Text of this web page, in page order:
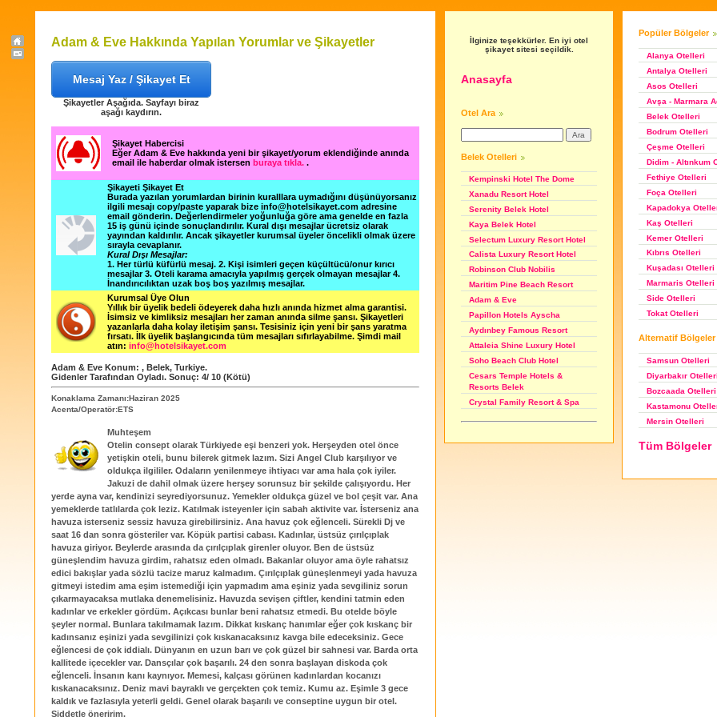
Adam & Eve Hakkında Yapılan Yorumlar ve Şikayetler
Mesaj Yaz / Şikayet Et
Şikayetler Aşağıda. Sayfayı biraz
aşağı kaydırın.
Şikayet Habercisi
Eğer Adam & Eve hakkında yeni bir şikayet/yorum eklendiğinde anında
email ile haberdar olmak istersen buraya tıkla. .
Şikayeti Şikayet Et
Burada yazılan yorumlardan birinin kuralllara uymadığını düşünüyorsanız
ilgili mesajı copy/paste yaparak bize info@hotelsikayet.com adresine
email gönderin. Değerlendirmeler yoğunluğa göre ama genelde en fazla
15 iş günü içinde sonuçlandırılır. Kural dışı mesajlar ücretsiz olarak
yayından kaldırılır. Ancak şikayetler kurumsal üyeler öncelikli olmak üzere
sırayla cevaplanır.
Kural Dışı Mesajlar:
1. Her türlü küfürlü mesaj. 2. Kişi isimleri geçen küçültücü/onur kırıcı
mesajlar 3. Oteli karama amacıyla yapılmış gerçek olmayan mesajlar 4.
İnandırıcılıktan uzak boş boş yazılmış mesajlar.
Kurumsal Üye Olun
Yıllık bir üyelik bedeli ödeyerek daha hızlı anında hizmet alma garantisi.
İsimsiz ve kimliksiz mesajları her zaman anında silme şansı. Şikayetleri
yazanlarla daha kolay iletişim şansı. Tesisiniz için yeni bir şans yaratma
fırsatı. İlk üyelik başlangıcında tüm mesajları sıfırlayabilme. Şimdi mail
atın: info@hotelsikayet.com
Adam & Eve Konum: , Belek, Turkiye.
Gidenler Tarafından Oyladı. Sonuç: 4/ 10 (Kötü)
Konaklama Zamanı:Haziran 2025
Acenta/Operatör:ETS
Muhteşem
Otelin consept olarak Türkiyede eşi benzeri yok. Herşeyden otel önce
yetişkin oteli, bunu bilerek gitmek lazım. Sizi Angel Club karşılıyor ve
oldukça ilgililer. Odaların yenilenmeye ihtiyacı var ama hala çok iyiler.
Jakuzi de dahil olmak üzere herşey sorunsuz bir şekilde çalışıyordu. Her
yerde ayna var, kendinizi seyrediyorsunuz. Yemekler oldukça güzel ve bol çeşit var. Ana
yemeklerde tatlılarda çok leziz. Katılmak isteyenler için sabah aktivite var. İsterseniz ana
havuza isterseniz sessiz havuza girebilirsiniz. Ana havuz çok eğlenceli. Sürekli Dj ve
saat 16 dan sonra gösteriler var. Köpük partisi cabası. Kadınlar, üstsüz çırılçıplak
havuza giriyor. Beylerde arasında da çırılçıplak girenler oluyor. Ben de üstsüz
güneşlendim havuza girdim, rahatsız eden olmadı. Bakanlar oluyor ama öyle rahatsız
edici bakışlar yada sözlü tacize maruz kalmadım. Çırılçıplak güneşlenmeyi yada havuza
gitmeyi istedim ama eşim istemediği için yapmadım ama eşiniz yada sevgiliniz sorun
çıkarmayacaksa mutlaka denemelisiniz. Havuzda sevişen çiftler, kendini tatmin eden
kadınlar ve erkekler gördüm. Açıkcası bunlar beni rahatsız etmedi. Bu otelde böyle
şeyler normal. Bunlara takılmamak lazım. Dikkat kıskanç hanımlar eğer çok kıskanç bir
kadınsanız eşinizi yada sevgilinizi çok kıskanacaksınız kavga bile edeceksiniz. Gece
eğlencesi de çok iddialı. Dünyanın en uzun barı ve çok güzel bir sahnesi var. Barda orta
kallitede içecekler var. Dansçılar çok başarılı. 24 den sonra başlayan diskoda çok
eğlenceli. İnsanın kanı kaynıyor. Memesi, kalçası görünen kadınlardan kocanızı
kıskanacaksınız. Deniz mavi bayraklı ve gerçekten çok temiz. Kumu az. Eşimle 3 gece
kaldık ve fazlasıyla yeterli geldi. Genel olarak başarılı ve conseptine uygun bir otel.
Şiddetle öneririm.
İlginize teşekkürler. En iyi otel
şikayet sitesi seçildik.
Anasayfa
Otel Ara
Belek Otelleri
Kempinski Hotel The Dome
Xanadu Resort Hotel
Serenity Belek Hotel
Kaya Belek Hotel
Selectum Luxury Resort Hotel
Calista Luxury Resort Hotel
Robinson Club Nobilis
Maritim Pine Beach Resort
Adam & Eve
Papillon Hotels Ayscha
Aydınbey Famous Resort
Attaleia Shine Luxury Hotel
Soho Beach Club Hotel
Cesars Temple Hotels &
Resorts Belek
Crystal Family Resort & Spa
Popüler Bölgeler
Alanya Otelleri
Antalya Otelleri
Asos Otelleri
Avşa - Marmara
Belek Otelleri
Bodrum Otelleri
Çeşme Otelleri
Didim - Altınkum
Fethiye Otelleri
Foça Otelleri
Kapadokya
Kaş Otelleri
Kemer Otelleri
Kıbrıs Otelleri
Kuşadası Otelleri
Marmaris Otelleri
Side Otelleri
Tokat Otelleri
Alternatif Bölgeler
Samsun Otelleri
Diyarbakır
Bozcaada Otelleri
Kastamonu
Mersin Otelleri
Tüm Bölgeler